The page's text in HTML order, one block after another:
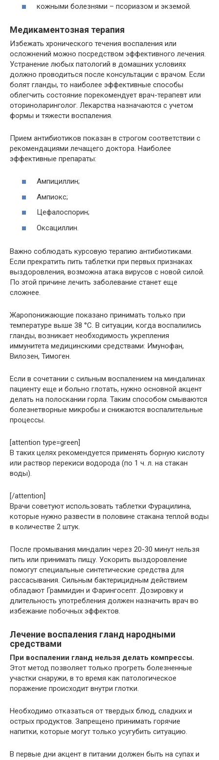
кожными болезнями – псориазом и экземой.
Медикаментозная терапия
Избежать хронического течения воспаления или
осложнений можно посредством эффективного лечения.
Устранение любых патологий в домашних условиях
должно проводиться после консультации с врачом. Если
болят гланды, то наиболее эффективные способы
облегчить состояние порекомендует врач-терапевт или
оториноларинголог. Лекарства назначаются с учетом
формы и тяжести воспаления.
Прием антибиотиков показан в строгом соответствии с
рекомендациями лечащего доктора. Наиболее
эффективные препараты:
Ампициллин;
Ампиокс;
Цефалоспорин;
Оксациллин.
Важно соблюдать курсовую терапию антибиотиками.
Если прекратить пить таблетки при первых признаках
выздоровления, возможна атака вирусов с новой силой.
По этой причине лечить заболевание станет еще
сложнее.
Жаропонижающие показано принимать только при
температуре выше 38 °С. В ситуации, когда воспалились
гланды, возникает необходимость укрепления
иммунитета медицинскими средствами: Имунофан,
Вилозен, Тимоген.
Если в сочетании с сильным воспалением на миндалинах
пациенту еще и больно глотать, нужно основной акцент
делать на полоскании горла. Таким способом смываются
болезнетворные микробы и снижаются воспалительные
процессы.
[attention type=green]
В таких целях рекомендуется применять борную кислоту
или раствор перекиси водорода (по 1 ч. л. на стакан
воды).
[/attention]
Врачи советуют использовать таблетки Фурацилина,
которые нужно развести в половине стакана теплой воды
в количестве 2 штук.
После промывания миндалин через 20-30 минут нельзя
пить или принимать пищу. Ускорить выздоровление
помогут специальные синтетические средства для
рассасывания. Сильным бактерицидным действием
обладают Граммидин и Фарингосепт. Дозировку и
длительность употребления должен назначить врач во
избежание побочных эффектов.
Лечение воспаления гланд народными
средствами
При воспалении гланд нельзя делать компрессы.
Этот метод позволяет только прогреть болезненные
участки снаружи, в то время как патологическое
поражение происходит внутри глотки.
Необходимо отказаться от твердых блюд, сладких и
острых продуктов. Запрещено принимать горячие
напитки, которые могут только усугубить ситуацию.
В первые дни акцент в питании должен быть на супах и